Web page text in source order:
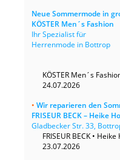
Neue Sommermode in
KÖSTER Men´s Fashion
Ihr Spezialist für
Herrenmode in Bottrop
KÖSTER Men´s
24.07.2026
• Wir reparieren den
FRISEUR BECK – Heike
Gladbecker Str. 33,
FRISEUR BECK •
23.07.2026